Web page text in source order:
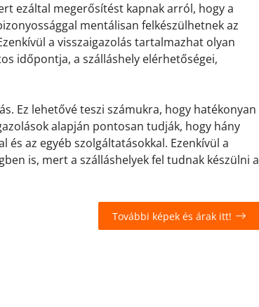
ezáltal megerősítést kapnak arról, hogy a
mentálisan felkészülhetnek az
a visszaigazolás tartalmazhat olyan
időpontja, a szálláshely elérhetőségei,
Ez lehetővé teszi számukra, hogy hatékonyan
alapján pontosan tudják, hogy hány
és az egyéb szolgáltatásokkal. Ezenkívül a
is, mert a szálláshelyek fel tudnak készülni a
További képek és árak itt!